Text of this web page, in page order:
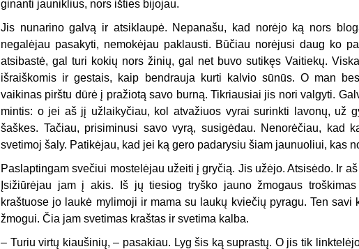
ginanti jauniklius, nors išties bijojau.
Jis nunarino galvą ir atsiklaupė. Nepanašu, kad norėjo ką nors
negalėjau pasakyti, nemokėjau paklausti. Būčiau norėjusi daug ko
atsibastė, gal turi kokių nors žinių, gal net buvo sutikęs Vaitiekų.
išraiškomis ir gestais, kaip bendrauja kurti kalvio sūnūs. O man
vaikinas pirštu dūrė į pražiotą savo burną. Tikriausiai jis nori valgyti.
mintis: o jei aš jį užlaikyčiau, kol atvažiuos vyrai surinkti lavonų, už
šaškes. Tačiau, prisiminusi savo vyrą, susigėdau. Nenorėčiau, kad
svetimoj šaly. Patikėjau, kad jei ką gero padarysiu šiam jaunuoliui, kas
Paslaptingam svečiui mostelėjau užeiti į gryčią. Jis užėjo. Atsisėdo. Ir
Įsižiūrėjau jam į akis. Iš jų tiesiog tryško jauno žmogaus
kraštuose jo laukė mylimoji ir mama su laukų kviečių pyragu. Ten savi
žmogui. Čia jam svetimas kraštas ir svetima kalba.
– Turiu virtų kiaušinių, – pasakiau. Lyg šis ką suprastų. O jis tik